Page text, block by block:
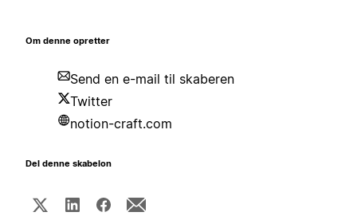
Om denne opretter
Send en e-mail til skaberen
Twitter
notion-craft.com
Del denne skabelon